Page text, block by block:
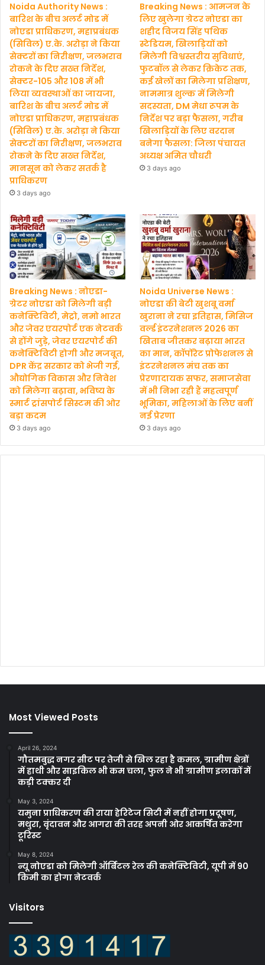
Noida Authority News :
बारिश के बीच अलर्ट मोड में
नोएडा प्राधिकरण, महाप्रबंधक
(सिविल) ए.के. अरोड़ा ने किया
सेक्टरों का निरीक्षण, जलभराव
रोकने के दिए सख्त निर्देश,
सेक्टर-105 और 108 में भी
लिया व्यवस्थाओं का जायजा,
बारिश के बीच अलर्ट मोड में
नोएडा प्राधिकरण, महाप्रबंधक
(सिविल) ए.के. अरोड़ा ने किया
सेक्टरों का निरीक्षण, जलभराव
रोकने के दिए सख्त निर्देश,
मानसून को लेकर सतर्क है
प्राधिकरण
3 days ago
Breaking News : आमजन के
लिए खुलेगा ग्रेटर नोएडा का
शहीद विजय सिंह पथिक
स्टेडियम, खिलाड़ियों को
मिलेगी विश्वस्तरीय सुविधाएं,
फुटबॉल से लेकर क्रिकेट तक,
कई खेलों का मिलेगा प्रशिक्षण,
नाममात्र शुल्क में मिलेगी
सदस्यता, DM मेधा रूपम के
निर्देश पर बड़ा फैसला, गरीब
खिलाड़ियों के लिए वरदान
बनेगा फैसला: जिला पंचायत
अध्यक्ष अमित चौधरी
3 days ago
Breaking News : नोएडा-
ग्रेटर नोएडा को मिलेगी बड़ी
कनेक्टिविटी, मेट्रो, नमो भारत
और जेवर एयरपोर्ट एक नेटवर्क
से होंगे जुड़े, जेवर एयरपोर्ट की
कनेक्टिविटी होगी और मजबूत,
DPR केंद्र सरकार को भेजी गई,
औद्योगिक विकास और निवेश
को मिलेगा बढ़ावा, भविष्य के
स्मार्ट ट्रांसपोर्ट सिस्टम की ओर
बड़ा कदम
3 days ago
Noida Universe News :
नोएडा की बेटी खुशबू वर्मा
खुराना ने रचा इतिहास, मिसिज
वर्ल्ड इंटरनेशनल 2026 का
खिताब जीतकर बढ़ाया भारत
का मान, कॉर्पोरेट प्रोफेशनल से
इंटरनेशनल मंच तक का
प्रेरणादायक सफर, समाजसेवा
में भी निभा रही हैं महत्वपूर्ण
भूमिका, महिलाओं के लिए बनीं
नई प्रेरणा
3 days ago
Most Viewed Posts
April 26, 2024
गौतमबुद्ध नगर सीट पर तेजी से खिल रहा है कमल, ग्रामीण क्षेत्रों
में हाथी और साइकिल भी कम चला, फुल ने भी ग्रामीण इलाकों में
कड़ी टक्कर दी
May 3, 2024
यमुना प्राधिकरण की राया हेरिटेज सिटी में नहीं होगा प्रदूषण,
मथुरा, वृंदावन और आगरा की तरह अपनी ओर आकर्षित करेगा
टूरिस्ट
May 8, 2024
न्यू नोएडा को मिलेगी ऑर्बिटल रेल की कनेक्टिविटी, यूपी में 90
किमी का होगा नेटवर्क
Visitors